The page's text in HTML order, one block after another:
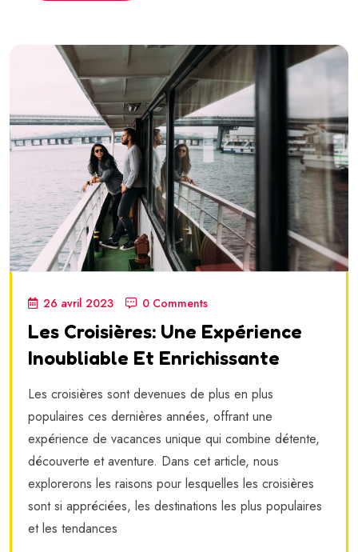
26 avril 2023 0 Comments
Les Croisières: Une Expérience
Inoubliable Et Enrichissante
Les croisières sont devenues de plus en plus
populaires ces dernières années, offrant une
expérience de vacances unique qui combine détente,
découverte et aventure. Dans cet article, nous
explorerons les raisons pour lesquelles les croisières
sont si appréciées, les destinations les plus populaires
et les tendances